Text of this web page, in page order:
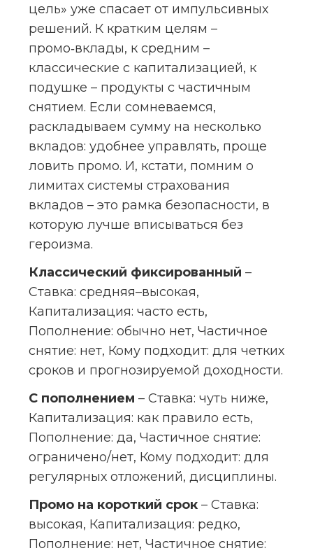
цель» уже спасает от импульсивных
решений. К кратким целям –
промо‑вклады, к средним –
классические с капитализацией, к
подушке – продукты с частичным
снятием. Если сомневаемся,
раскладываем сумму на несколько
вкладов: удобнее управлять, проще
ловить промо. И, кстати, помним о
лимитах системы страхования
вкладов – это рамка безопасности, в
которую лучше вписываться без
героизма.
Классический фиксированный –
Ставка: средняя–высокая,
Капитализация: часто есть,
Пополнение: обычно нет, Частичное
снятие: нет, Кому подходит: для четких
сроков и прогнозируемой доходности.
С пополнением – Ставка: чуть ниже,
Капитализация: как правило есть,
Пополнение: да, Частичное снятие:
ограничено/нет, Кому подходит: для
регулярных отложений, дисциплины.
Промо на короткий срок – Ставка:
высокая, Капитализация: редко,
Пополнение: нет, Частичное снятие: